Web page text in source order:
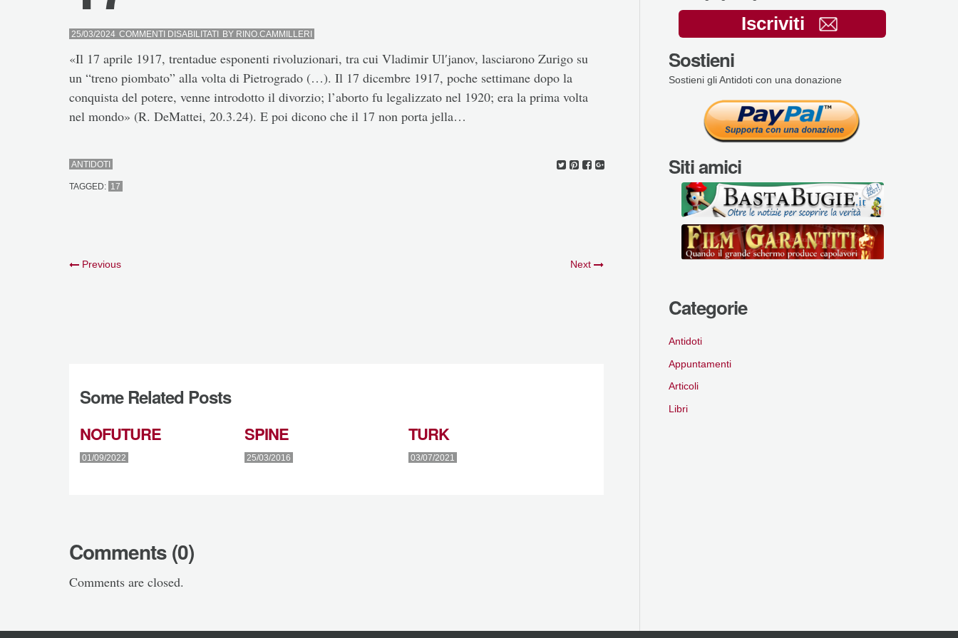
25/03/2024 COMMENTI DISABILITATISUBY RINO.CAMMILLERI
«Il 17 aprile 1917, trentadue esponenti rivoluzionari, tra cui Vladimir Ul′janov, lasciarono Zurigo su
un “treno piombato” alla volta di Pietrogrado (…). Il 17 dicembre 1917, poche settimane dopo la
conquista del potere, venne introdotto il divorzio; l’aborto fu legalizzato nel 1920; era la prima volta
nel mondo» (R. DeMattei, 20.3.24). E poi dicono che il 17 non porta jella…
ANTIDOTI
TAGGED: 17
Previous Next
Some Related Posts
NOFUTURE
01/09/2022
SPINE
25/03/2016
TURK
03/07/2021
Comments (0)
Comments are closed.
Iscriviti
Sostieni
Sostieni gli Antidoti con una donazione
Siti amici
Categorie
Antidoti
Appuntamenti
Articoli
Libri